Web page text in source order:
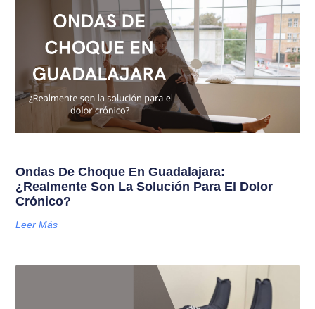
Ondas De Choque En Guadalajara:
¿Realmente Son La Solución Para El Dolor
Crónico?
Leer Más